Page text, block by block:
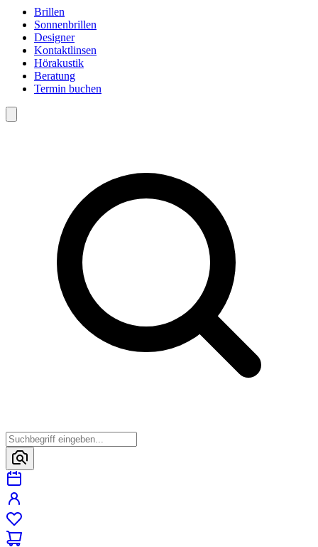
Brillen
Sonnenbrillen
Designer
Kontaktlinsen
Hörakustik
Beratung
Termin buchen